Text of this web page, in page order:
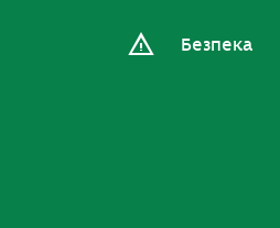
Безпека